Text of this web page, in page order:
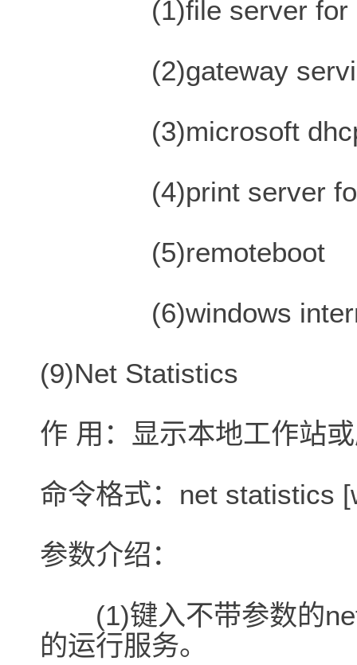
(1)file server for
(2)gateway
(3)microsoft dhcp
(4)print server for
(5)remoteboot
(6)windows
(9)Net Statistics
作 用：显示本地工作站
命令格式：net statistics
参数介绍：
(1)键入不带参数的net
的运行服务。